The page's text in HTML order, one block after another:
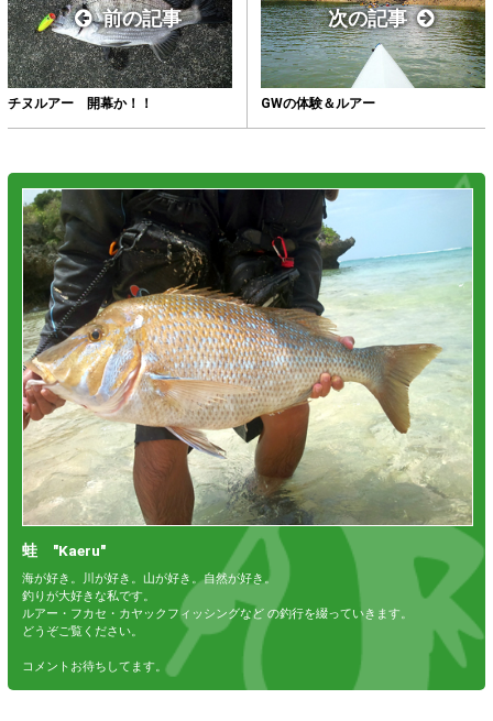
前の記事
チヌルアー 開幕か！！
次の記事
GWの体験＆ルアー
蛙 "Kaeru"
海が好き。川が好き。山が好き。自然が好き。
釣りが大好きな私です。
ルアー・フカセ・カヤックフィッシングなど の釣行を綴っていきます。
どうぞご覧ください。
コメントお待ちしてます。